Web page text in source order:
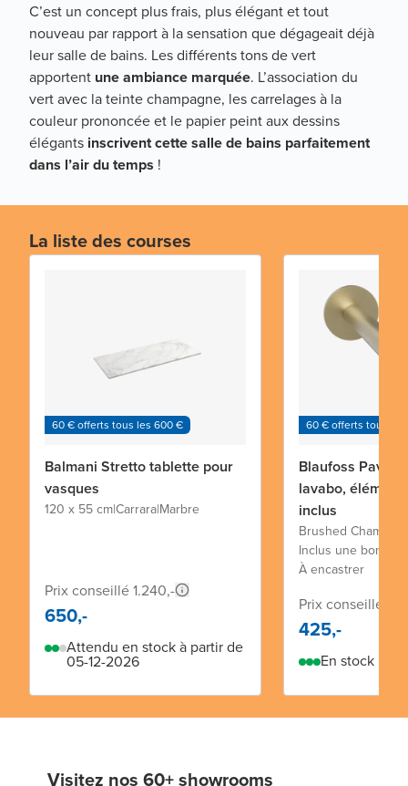
C’est un concept plus frais, plus élégant et tout
nouveau par rapport à la sensation que dégageait déjà
leur salle de bains. Les différents tons de vert
apportent une ambiance marquée. L’association du
vert avec la teinte champagne, les carrelages à la
couleur prononcée et le papier peint aux dessins
élégants inscrivent cette salle de bains parfaitement
dans l’air du temps !
La liste des courses
60 € offerts tous les 600 €
Balmani Stretto tablette pour
vasques
120 x 55 cm|Carrara|Marbre
Prix conseillé 1.240,-
650,-
Attendu en stock à partir de
05-12-2026
60 € offerts tous
Blaufoss
lavabo, élément
inclus
Brushed
Inclus une bonde
À encastrer
Prix conseillé
425,-
En stock
Visitez nos 60+ showrooms